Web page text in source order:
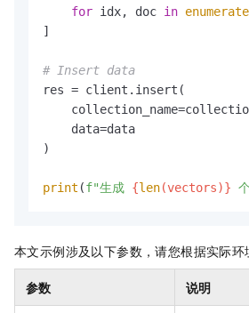
for idx, doc in enumerate
]
# Insert data
res = client.insert(
    data=data
)
print (f"生成 {len(vectors)}
本文示例涉及以下参数，请您根据实际环
参数 说明